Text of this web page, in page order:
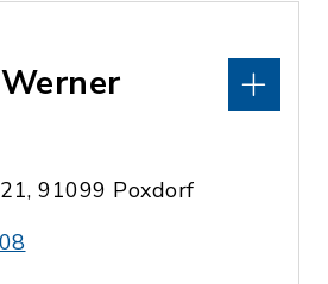
91099 Poxdorf